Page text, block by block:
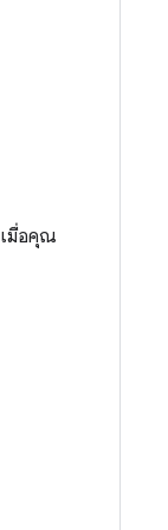
เมื่อคุณ